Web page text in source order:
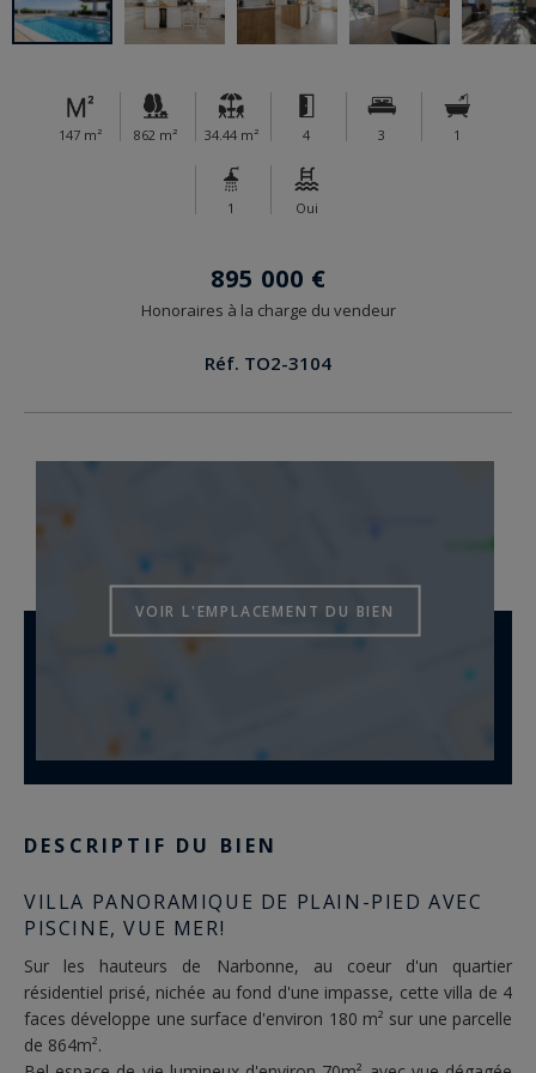
147 m² 862 m² 34.44 m² 4 3 1
1 Oui
895 000 €
Honoraires à la charge du vendeur
Réf. TO2-3104
VOIR L'EMPLACEMENT DU BIEN
DESCRIPTIF DU BIEN
VILLA PANORAMIQUE DE PLAIN-PIED AVEC
PISCINE, VUE MER!
Sur les hauteurs de Narbonne, au coeur d'un quartier
résidentiel prisé, nichée au fond d'une impasse, cette villa de 4
faces développe une surface d'environ 180 m² sur une parcelle
de 864m².